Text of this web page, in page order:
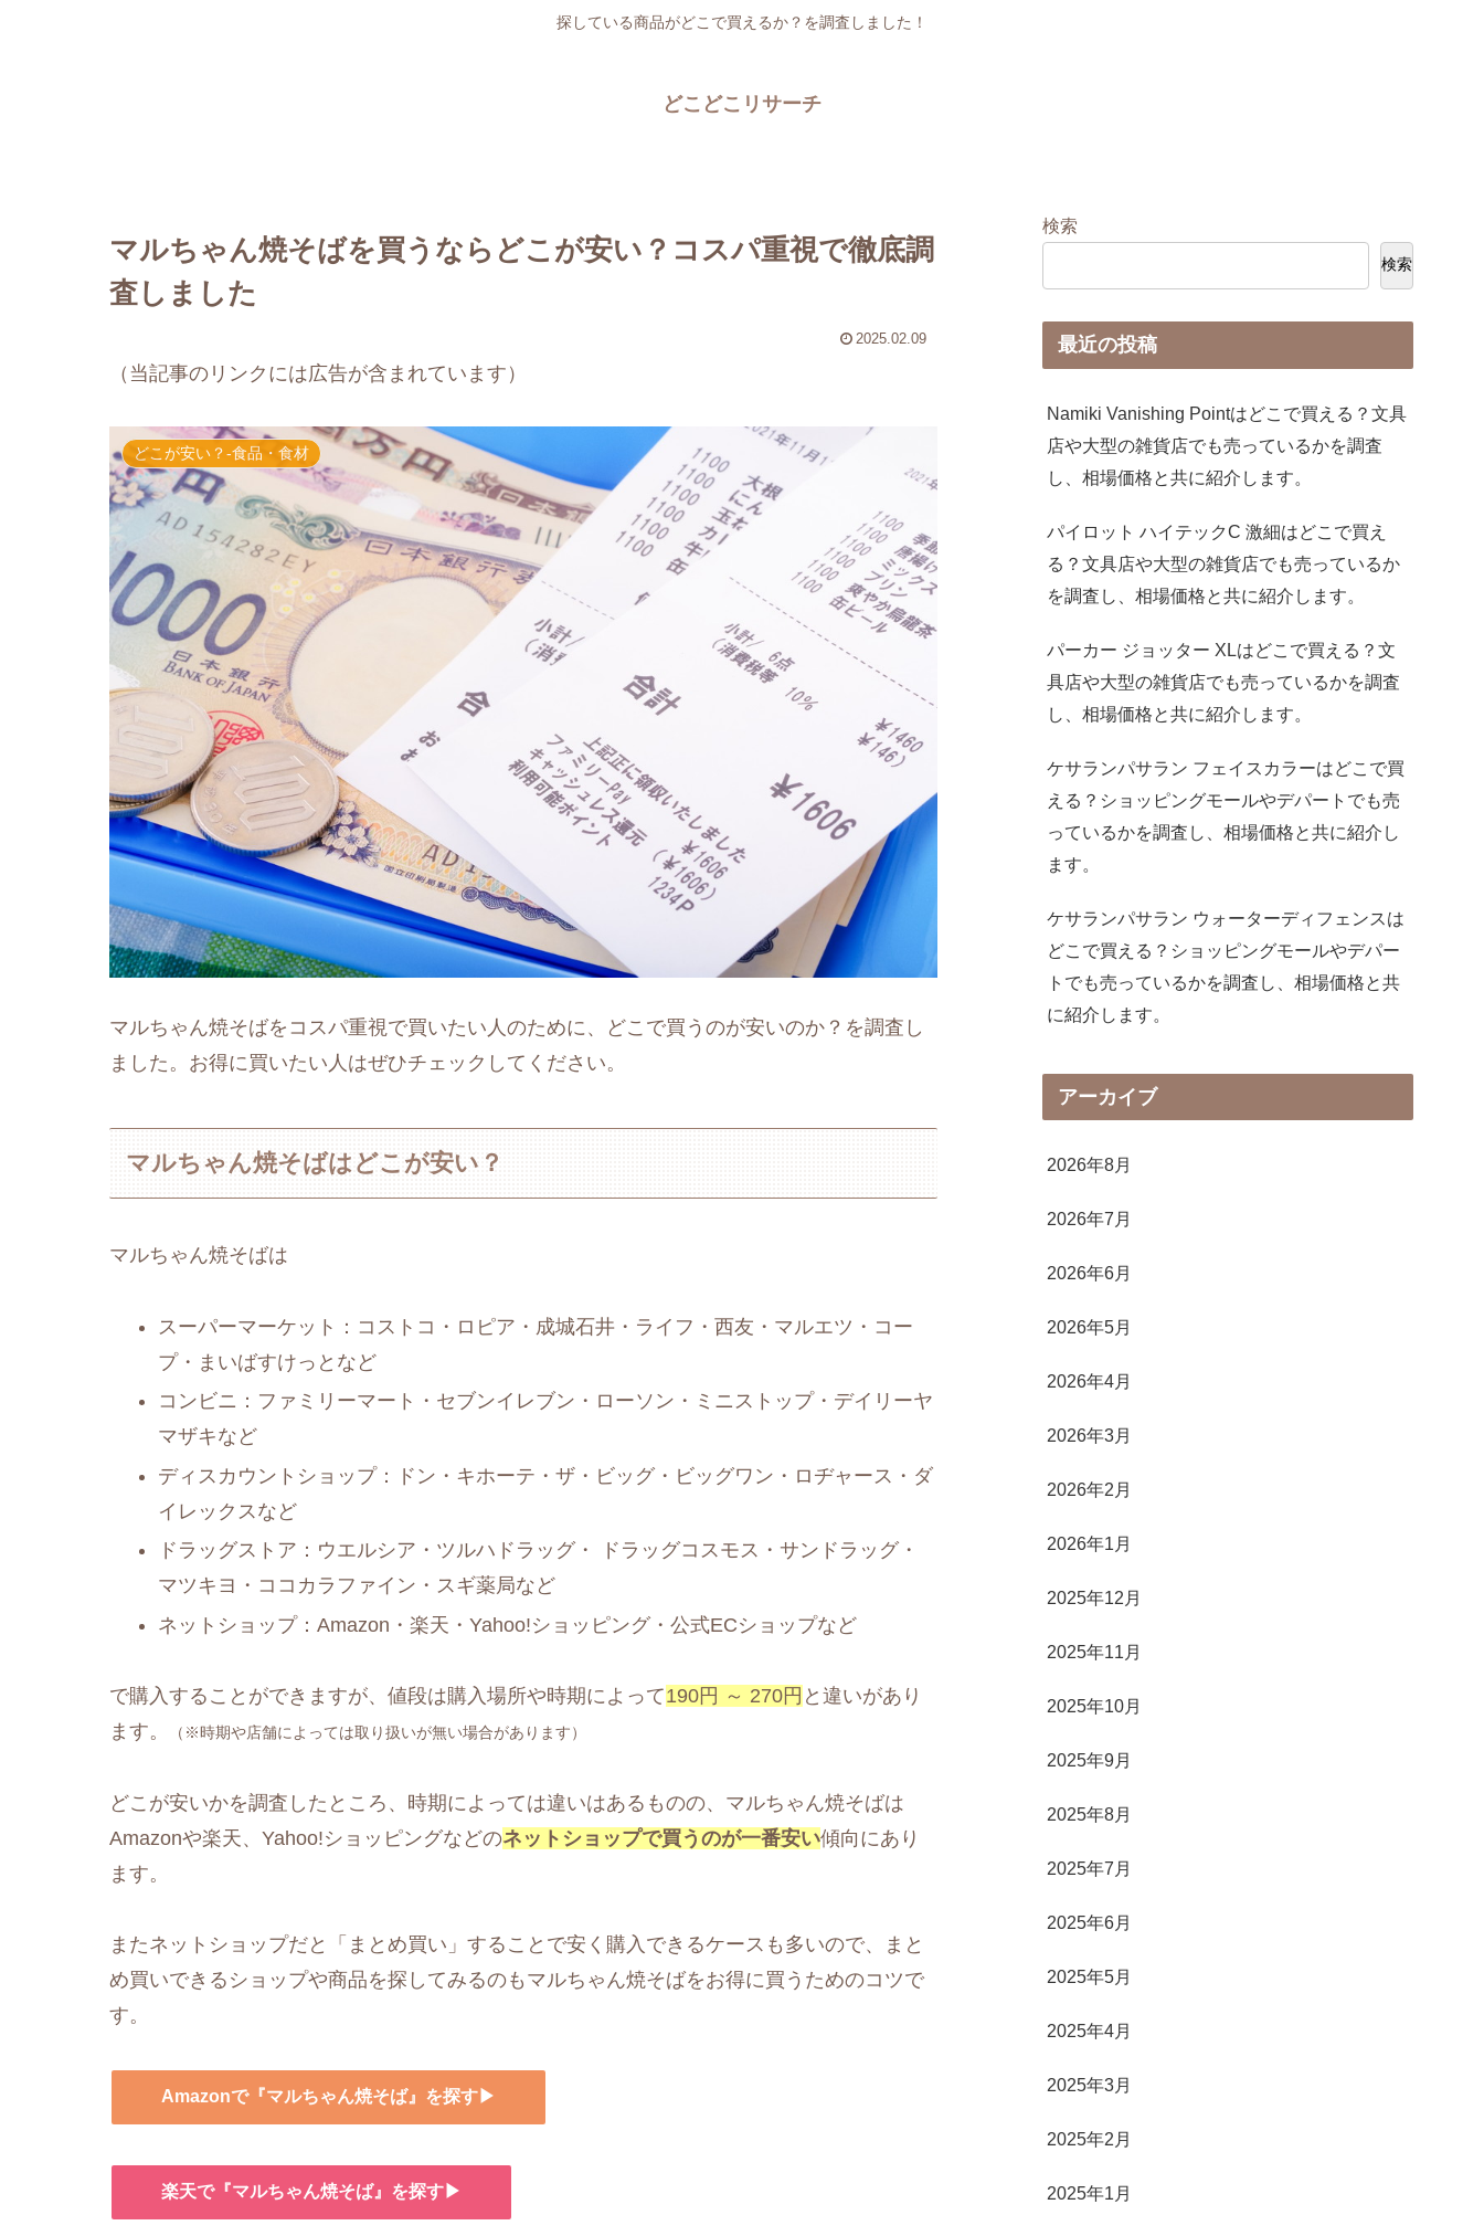
探している商品がどこで買えるか？を調査しました！
どこどこリサーチ
マルちゃん焼そばを買うならどこが安い？コスパ重視で徹底調
査しました
2025.02.09
（当記事のリンクには広告が含まれています）
どこが安い？-食品・食材
マルちゃん焼そばをコスパ重視で買いたい人のために、どこで買うのが安いのか？を調査し
ました。お得に買いたい人はぜひチェックしてください。
マルちゃん焼そばはどこが安い？
マルちゃん焼そばは
スーパーマーケット：コストコ・ロピア・成城石井・ライフ・西友・マルエツ・コー
プ・まいばすけっとなど
コンビニ：ファミリーマート・セブンイレブン・ローソン・ミニストップ・デイリーヤ
マザキなど
ディスカウントショップ：ドン・キホーテ・ザ・ビッグ・ビッグワン・ロヂャース・ダ
イレックスなど
ドラッグストア：ウエルシア・ツルハドラッグ・ ドラッグコスモス・サンドラッグ・
マツキヨ・ココカラファイン・スギ薬局など
ネットショップ：Amazon・楽天・Yahoo!ショッピング・公式ECショップなど
で購入することができますが、値段は購入場所や時期によって190円 ～ 270円 と違いがあり
ます。
（※時期や店舗によっては取り扱いが無い場合があります）
どこが安いかを調査したところ、時期によっては違いはあるものの、マルちゃん焼そばは
Amazonや楽天、Yahoo!ショッピングなどのネットショップで買うのが一番安い傾向にあり
ます。
またネットショップだと「まとめ買い」することで安く購入できるケースも多いので、まと
め買いできるショップや商品を探してみるのもマルちゃん焼そばをお得に買うためのコツで
す。
Amazonで『マルちゃん焼そば』を探す▶
楽天で『マルちゃん焼そば』を探す▶
検索
検索
最近の投稿
Namiki Vanishing Pointはどこで買える？文具
店や大型の雑貨店でも売っているかを調査
し、相場価格と共に紹介します。
パイロット ハイテックC 激細はどこで買え
る？文具店や大型の雑貨店でも売っているか
を調査し、相場価格と共に紹介します。
パーカー ジョッター XLはどこで買える？文
具店や大型の雑貨店でも売っているかを調査
し、相場価格と共に紹介します。
ケサランパサラン フェイスカラーはどこで買
える？ショッピングモールやデパートでも売
っているかを調査し、相場価格と共に紹介し
ます。
ケサランパサラン ウォーターディフェンスは
どこで買える？ショッピングモールやデパー
トでも売っているかを調査し、相場価格と共
に紹介します。
アーカイブ
2026年8月
2026年7月
2026年6月
2026年5月
2026年4月
2026年3月
2026年2月
2026年1月
2025年12月
2025年11月
2025年10月
2025年9月
2025年8月
2025年7月
2025年6月
2025年5月
2025年4月
2025年3月
2025年2月
2025年1月